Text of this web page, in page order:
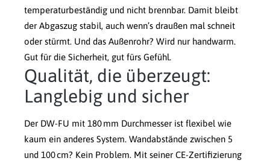
temperaturbeständig und nicht brennbar. Damit bleibt
der Abgaszug stabil, auch wenn’s draußen mal schneit
oder stürmt. Und das Außenrohr? Wird nur handwarm.
Gut für die Sicherheit, gut fürs Gefühl.
Qualität, die überzeugt:
Langlebig und sicher
Der DW-FU mit 180 mm Durchmesser ist flexibel wie
kaum ein anderes System. Wandabstände zwischen 5
und 100 cm? Kein Problem. Mit seiner CE-Zertifizierung